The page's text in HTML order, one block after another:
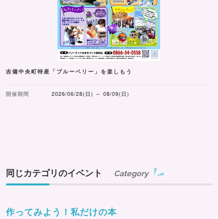
吉備中央町特産「ブルーベリー」を楽しもう
開催期間 2026/06/28(日) ～ 08/09(日)
同じカテゴリのイベント Category
作ってみよう！私だけの本